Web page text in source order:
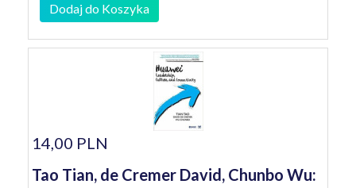
Dodaj do Koszyka
14,00 PLN
Tao Tian, de Cremer David, Chunbo Wu: